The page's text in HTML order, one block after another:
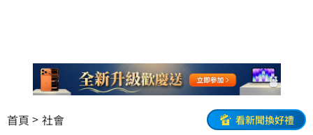
首頁 社會 看新聞換好禮